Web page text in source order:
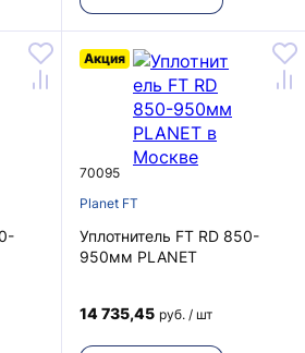
70095
Planet FT
Акция
Уплотнитель FT RD 850-
950мм PLANET
14 735,45 руб. / шт